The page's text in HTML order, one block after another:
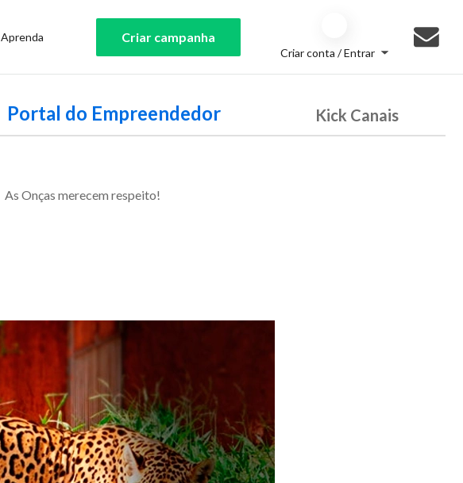
Aprenda Criar campanha
Criar conta / Entrar
Portal do Empreendedor Kick Canais
As Onças merecem respeito!